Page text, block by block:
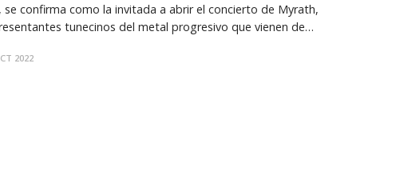
se confirma como la invitada a abrir el concierto de Myrath,
tunecinos del metal progresivo que vienen de
oportunidad. Activos como banda desde 2015, Chaos
2022